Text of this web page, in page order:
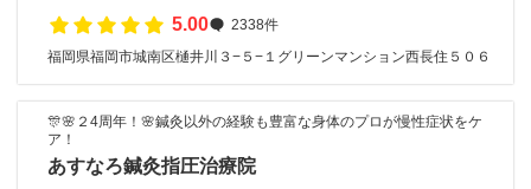
5.00
2338件
福岡県福岡市城南区樋井川３−５−１グリーンマンション西長住５０６
🎊🌸２4周年！🌸鍼灸以外の経験も豊富な身体のプロが慢性症状をケ
ア！
あすなろ鍼灸指圧治療院